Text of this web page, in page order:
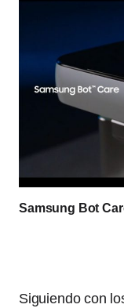
Samsung Bot
Siguiendo con